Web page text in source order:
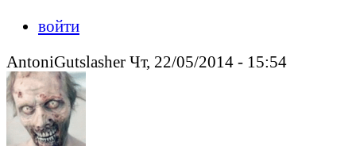
войти
AntoniGutslasher Чт, 22/05/2014 - 15:54